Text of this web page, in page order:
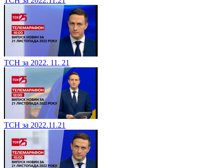
ТСН за 2022. 11. 21
ТСН за 2022.11.21